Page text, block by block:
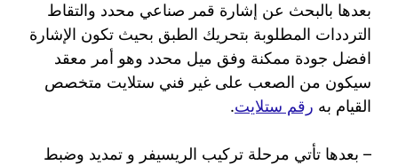
بعدها بالبحث عن إشارة قمر صناعي محدد والتقاط
الترددات المطلوبة بتحريك الطبق بحيث تكون الإشارة
افضل جودة ممكنة وفق ميل محدد وهو أمر معقد
سيكون من الصعب على غير فني ستلايت متخصص
القيام به رقم ستلايت.
– بعدها تأتي مرحلة تركيب الريسيفر و تمديد وضبط